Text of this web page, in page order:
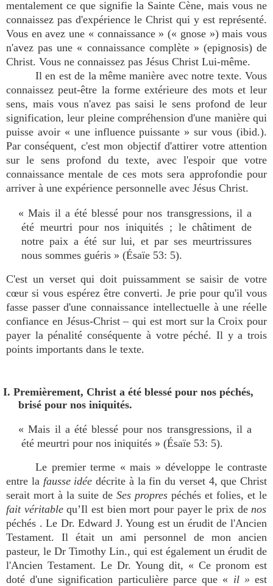
mentalement ce que signifie la Sainte Cène, mais vous ne
connaissez pas d'expérience le Christ qui y est représenté.
Vous en avez une « connaissance » (« gnose ») mais vous
n'avez pas une « connaissance complète » (epignosis) de
Christ. Vous ne connaissez pas Jésus Christ Lui-même.
Il en est de la même manière avec notre texte. Vous
connaissez peut-être la forme extérieure des mots et leur
sens, mais vous n'avez pas saisi le sens profond de leur
signification, leur pleine compréhension d'une manière qui
puisse avoir « une influence puissante » sur vous (ibid.).
Par conséquent, c'est mon objectif d'attirer votre attention
sur le sens profond du texte, avec l'espoir que votre
connaissance mentale de ces mots sera approfondie pour
arriver à une expérience personnelle avec Jésus Christ.
« Mais il a été blessé pour nos transgressions, il a
été meurtri pour nos iniquités ; le châtiment de
notre paix a été sur lui, et par ses meurtrissures
nous sommes guéris » (Ésaïe 53: 5).
C'est un verset qui doit puissamment se saisir de votre
cœur si vous espérez être converti. Je prie pour qu'il vous
fasse passer d'une connaissance intellectuelle à une réelle
confiance en Jésus-Christ – qui est mort sur la Croix pour
payer la pénalité conséquente à votre péché. Il y a trois
points importants dans le texte.
I. Premièrement, Christ a été blessé pour nos péchés,
brisé pour nos iniquités.
« Mais il a été blessé pour nos transgressions, il a
été meurtri pour nos iniquités » (Ésaïe 53: 5).
Le premier terme « mais » développe le contraste
entre lafausse idée décrite à la fin du verset 4, que Christ
serait mort à la suite de Ses propres péchés et folies, et le
fait véritablequ’Il est bien mort pour payer le prix denos
péchés . Le Dr. Edward J. Young est un érudit de l'Ancien
Testament. Il était un ami personnel de mon ancien
pasteur, le Dr Timothy Lin., qui est également un érudit de
l'Ancien Testament. Le Dr. Young dit, « Ce pronom est
doté d'une signification particulière parce que « il » est